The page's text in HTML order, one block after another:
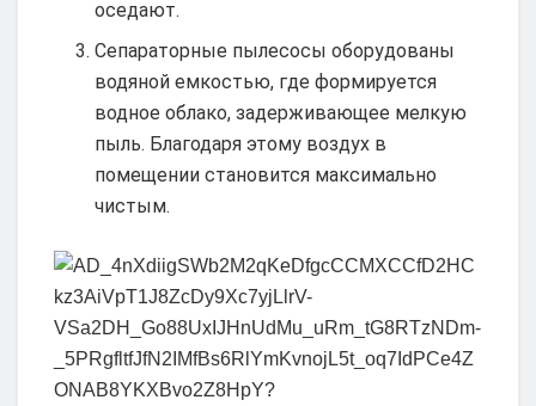
оседают.
Сепараторные пылесосы оборудованы
водяной емкостью, где формируется
водное облако, задерживающее мелкую
пыль. Благодаря этому воздух в
помещении становится максимально
чистым.